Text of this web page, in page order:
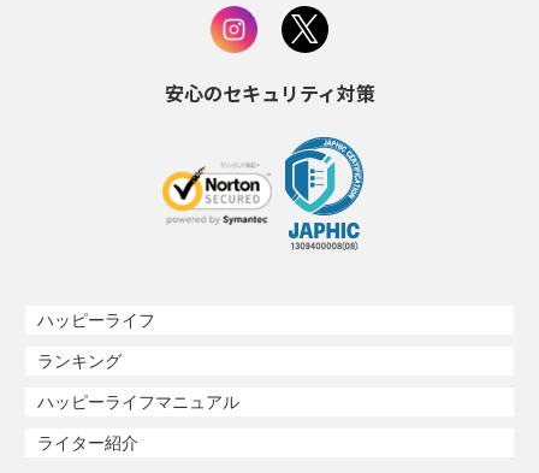
安心のセキュリティ対策
ハッピーライフ
ランキング
ハッピーライフマニュアル
ライター紹介